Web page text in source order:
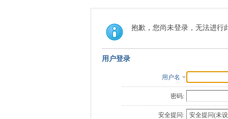
索
抱歉，您尚未登录，无法进行
用户登录
用户名
密码:
安全提问: